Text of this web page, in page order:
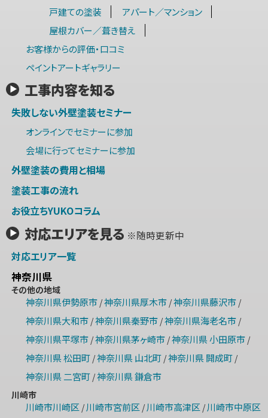
戸建ての塗装
アパート／マンション
屋根カバー／葺き替え
お客様からの評価・口コミ
ペイントアートギャラリー
工事内容を知る
失敗しない外壁塗装セミナー
オンラインでセミナーに参加
会場に行ってセミナーに参加
外壁塗装の費用と相場
塗装工事の流れ
お役立ちYUKOコラム
対応エリアを見る ※随時更新中
対応エリア一覧
神奈川県
その他の地域
神奈川県伊勢原市/神奈川県厚木市/神奈川県藤沢市/
神奈川県大和市/神奈川県秦野市/神奈川県海老名市/
神奈川県平塚市/神奈川県茅ヶ崎市/神奈川県 小田原市/
神奈川県 松田町/神奈川県 山北町/神奈川県 開成町/
神奈川県 二宮町/神奈川県 鎌倉市
川崎市
川崎市川崎区 / 川崎市宮前区 / 川崎市高津区 / 川崎市中原区